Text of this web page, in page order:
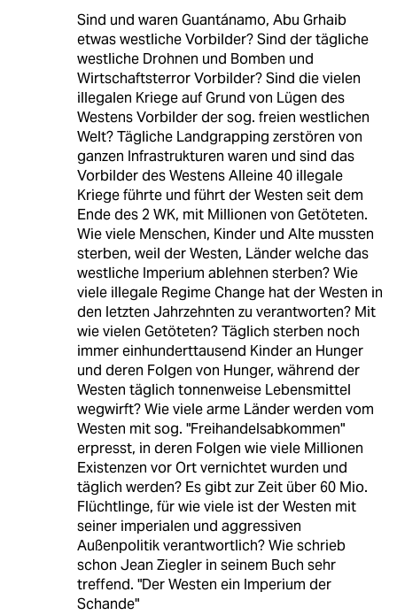
Sind und waren Guantánamo, Abu Grhaib
etwas westliche Vorbilder? Sind der tägliche
westliche Drohnen und Bomben und
Wirtschaftsterror Vorbilder? Sind die vielen
illegalen Kriege auf Grund von Lügen des
Westens Vorbilder der sog. freien westlichen
Welt? Tägliche Landgrapping zerstören von
ganzen Infrastrukturen waren und sind das
Vorbilder des Westens Alleine 40 illegale
Kriege führte und führt der Westen seit dem
Ende des 2 WK, mit Millionen von Getöteten.
Wie viele Menschen, Kinder und Alte mussten
sterben, weil der Westen, Länder welche das
westliche Imperium ablehnen sterben? Wie
viele illegale Regime Change hat der Westen in
den letzten Jahrzehnten zu verantworten? Mit
wie vielen Getöteten? Täglich sterben noch
immer einhunderttausend Kinder an Hunger
und deren Folgen von Hunger, während der
Westen täglich tonnenweise Lebensmittel
wegwirft? Wie viele arme Länder werden vom
Westen mit sog. "Freihandelsabkommen"
erpresst, in deren Folgen wie viele Millionen
Existenzen vor Ort vernichtet wurden und
täglich werden? Es gibt zur Zeit über 60 Mio.
Flüchtlinge, für wie viele ist der Westen mit
seiner imperialen und aggressiven
Außenpolitik verantwortlich? Wie schrieb
schon Jean Ziegler in seinem Buch sehr
treffend. "Der Westen ein Imperium der
Schande"